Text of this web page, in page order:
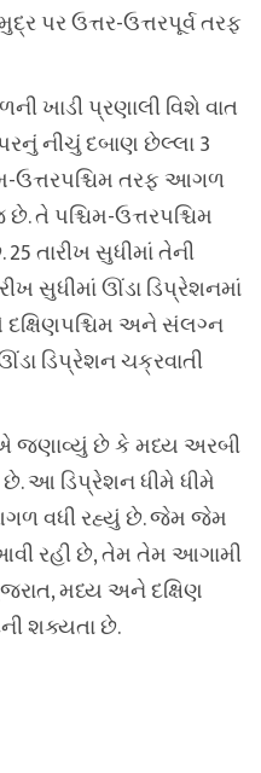
પર ઉત્તર-ઉત્તરપૂર્વ તરફ
ખાડી પ્રણાલી વિશે વાત
પરનું નીચું દબાણ છેલ્લા 3
ઉત્તરપશ્ચિમ તરફ આગળ
પશ્ચિમ-ઉત્તરપશ્ચિમ
તારીખ સુધીમાં તેની
સુધીમાં ઊંડા ડિપ્રેશનમાં
અને સંલગ્ન
ડિપ્રેશન ચક્રવાતી
જણાવ્યું છે કે મધ્ય અરબી
આ ડિપ્રેશન ધીમે ધીમે
વધી રહ્યું છે. જેમ જેમ
રહી છે, તેમ તેમ આગામી
મધ્ય અને દક્ષિણ
શક્યતા છે.